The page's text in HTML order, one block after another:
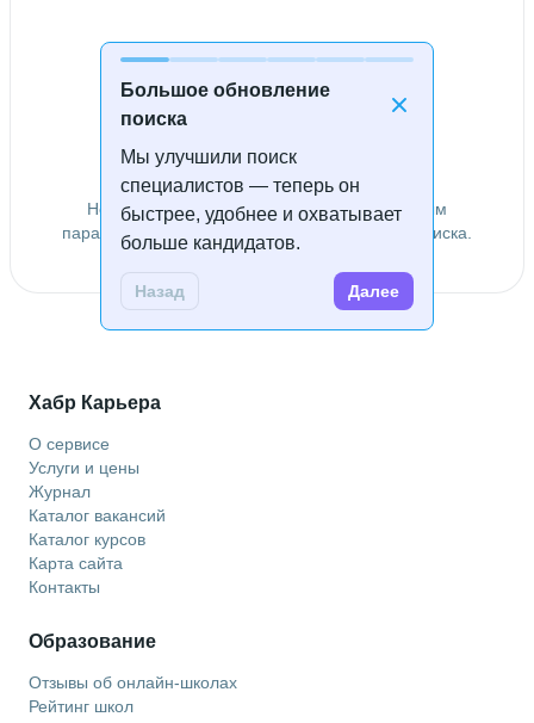
Большое обновление
поиска
Мы улучшили поиск
специалистов — теперь он
быстрее, удобнее и охватывает
больше кандидатов.
Назад Далее
Специалисты не найдены
Не удалось найти специалистов по заданным
параметрам. Попробуйте изменить условия поиска.
Хабр Карьера
О сервисе
Услуги и цены
Журнал
Каталог вакансий
Каталог курсов
Карта сайта
Контакты
Образование
Отзывы об онлайн-школах
Рейтинг школ